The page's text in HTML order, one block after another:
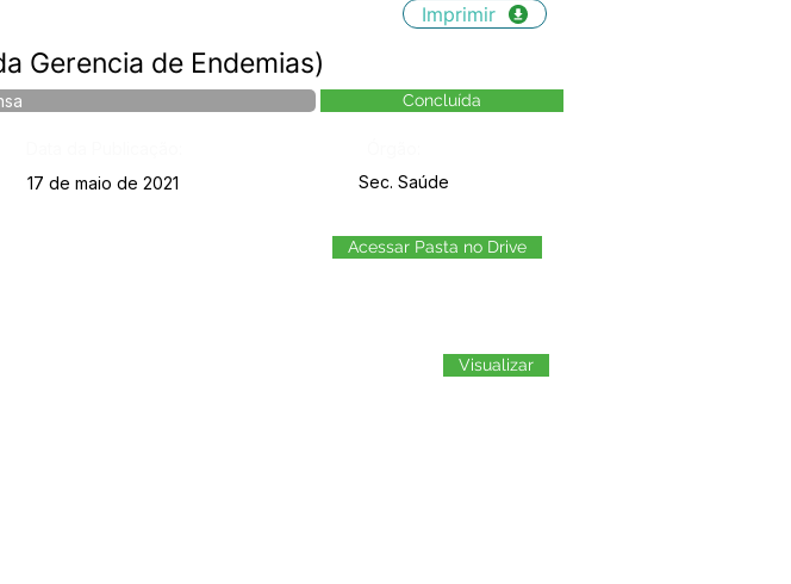
Imprimir
Gerencia de Endemias)
Concluída
17 de maio de 2021 Sec. Saúde
Acessar Pasta no Drive
Visualizar